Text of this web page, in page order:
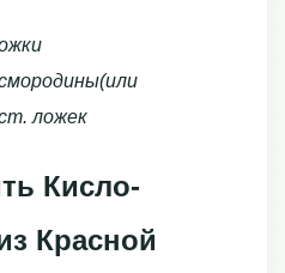
ложек
Кисло-
Красной